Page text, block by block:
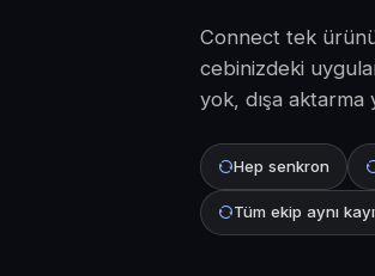
Connect tek
cebinizdeki
yok, dışa
Hep senkron
Tüm ekip aynı